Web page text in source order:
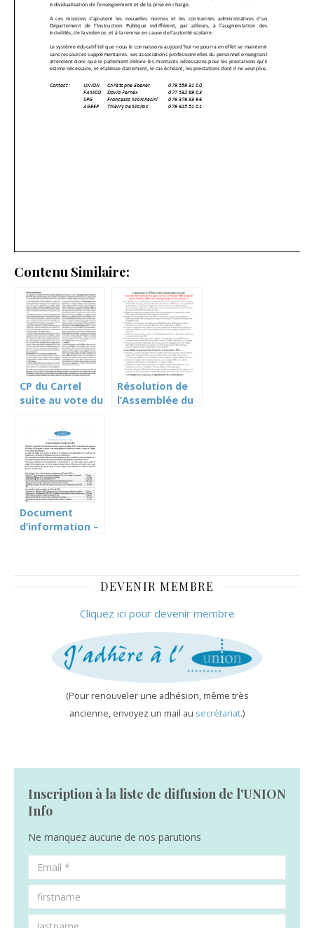
Contenu Similaire:
CP du Cartel
suite au vote du
le Grand Conseil
Résolution de
l’Assemblée du
Document
d’information –
DEVENIR MEMBRE
Cliquez ici pour devenir membre
(Pour renouveler une adhésion, même très
ancienne, envoyez un mail au secrétariat.)
Inscription à la liste de diffusion de l'UNION
Info
Ne manquez aucune de nos parutions